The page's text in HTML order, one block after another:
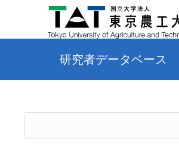
研究者データベース